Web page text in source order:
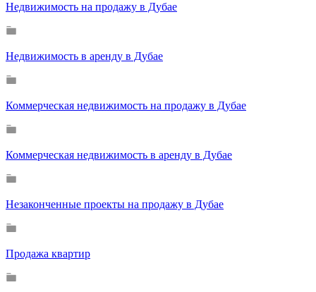
Недвижимость на продажу в Дубае
Недвижимость в аренду в Дубае
Коммерческая недвижимость на продажу в Дубае
Коммерческая недвижимость в аренду в Дубае
Незаконченные проекты на продажу в Дубае
Продажа квартир